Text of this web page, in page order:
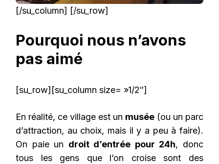
[/su_column] [/su_row]
Pourquoi nous n’avons
pas aimé
[su_row][su_column size= »1/2″]
En réalité, ce village est un musée (ou un parc
d’attraction, au choix, mais il y a peu à faire).
On paie un droit d’entrée pour 24h, donc
tous les gens que l’on croise sont des